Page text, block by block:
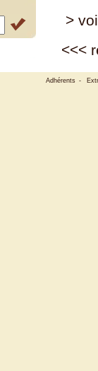
>
<<<
Adhérents -